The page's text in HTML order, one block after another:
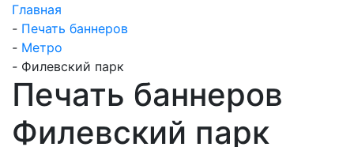
Главная
- Печать баннеров
- Метро
- Филевский парк
Печать баннеров
Филевский парк